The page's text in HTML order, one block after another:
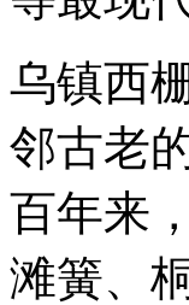
乌镇西
邻古老
百年来
滩簧、